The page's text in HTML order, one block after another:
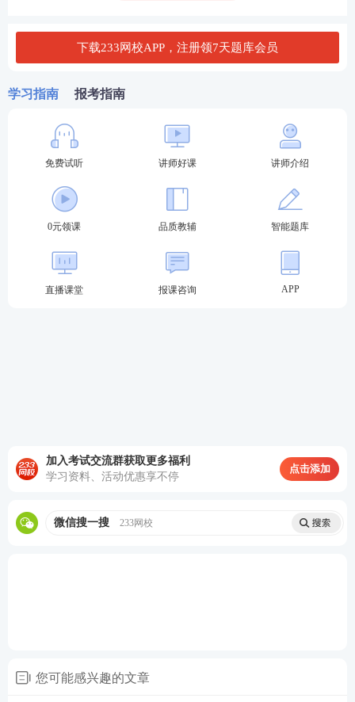
D. 70L/min
3、立井井筒工程的破损性检验不应超过（）处。
B.冻结段大于400m时，每百米漏水增加量不应大于0.
下载233网校APP，注册领7天题库会员
学习指南 报考指南
免费试听 讲师好课 讲师介绍
0元领课 品质教辅 智能题库
直播课堂 报课咨询 APP
加入考试交流群获取更多福利
学习资料、活动优惠享不停
点击添加
微信搜一搜 233网校
您可能感兴趣的文章